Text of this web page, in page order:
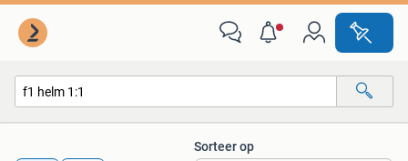
Sorteer op